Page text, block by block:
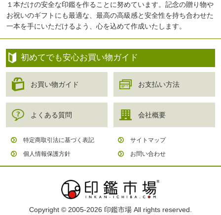
１本だけの安全な印鑑を作ることに努めています。記念の贈り物や
お祝いのギフトにも最適な、最高の高級感と安全性を持ち合わせた
一本を手にいただけるよう、心を込めて作成いたします。
初めてでも安心お買い物ガイド
お買い物ガイド お支払い方法
よくある質問 会社概要
特定商取引法に基づく表記
サイトマップ
個人情報保護方針
お問い合わせ
Copyright © 2005-2026 印鑑市場 All rights reserved.